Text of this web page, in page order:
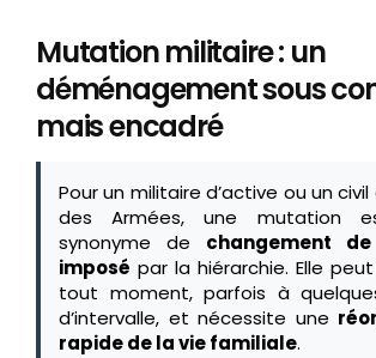
Mutation militaire : un
déménagement sous
mais encadré
Pour un militaire d’active ou un
des Armées, une mutation
synonyme de changement
imposé par la hiérarchie. Elle
tout moment, parfois à
d’intervalle, et nécessite une
rapide de la vie familiale.